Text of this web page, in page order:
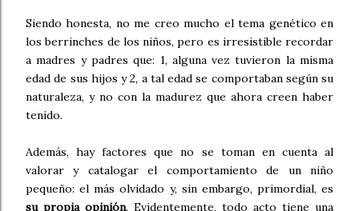
Siendo honesta, no me creo mucho el tema genético en
los berrinches de los niños, pero es irresistible recordar
a madres y padres que: 1, alguna vez tuvieron la misma
edad de sus hijos y 2, a tal edad se comportaban según su
naturaleza, y no con la madurez que ahora creen haber
tenido.
Además, hay factores que no se toman en cuenta al
valorar y catalogar el comportamiento de un niño
pequeño: el más olvidado y, sin embargo, primordial, es
su propia opinión. Evidentemente, todo acto tiene una